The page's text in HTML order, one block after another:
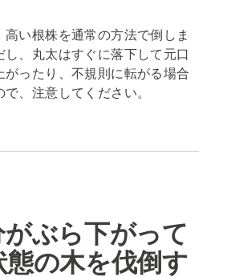
高い根株を通常の方法で倒しま
し、丸太はすぐに落下して元口
がったり、不規則に転がる場合
で、注意してください。
ぶら下がって
態の木を伐倒す